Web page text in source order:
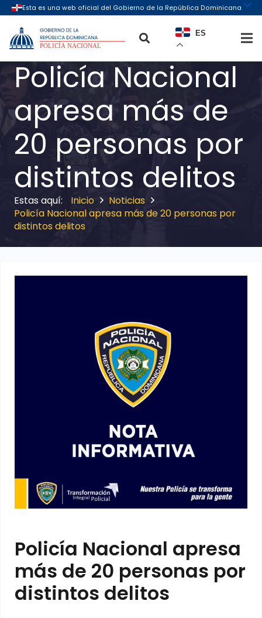
ES
Policía Nacional
apresa más de
20 personas por
distintos delitos
Inicio
Noticias
Policía Nacional apresa más de 20 personas por
distintos delitos
Policía Nacional apresa
más de 20 personas por
distintos delitos